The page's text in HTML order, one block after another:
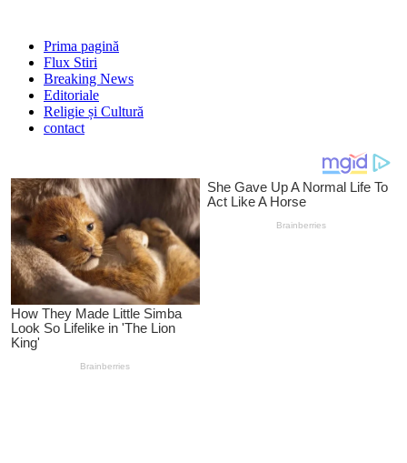
Prima pagină
Flux Stiri
Breaking News
Editoriale
Religie și Cultură
contact